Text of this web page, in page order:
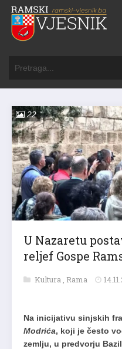
22
U Nazaretu
reljef Gospe
Kultura , Rama
Na inicijativu sinjskih
Modrića, koji je često
zemlju, u predvorju